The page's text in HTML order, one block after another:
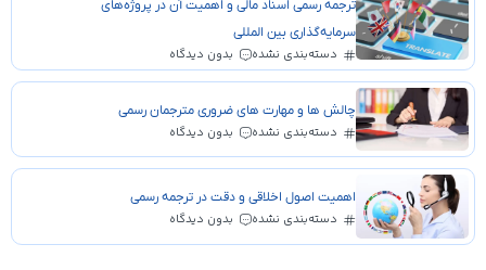
ترجمه رسمی اسناد مالی و اهمیت آن در پروژه‌های
سرمایه‌گذاری بین المللی
دسته‌بندی نشده بدون دیدگاه
چالش ها و مهارت های ضروری مترجمان رسمی
دسته‌بندی نشده بدون دیدگاه
اهمیت اصول اخلاقی و دقت در ترجمه رسمی
دسته‌بندی نشده بدون دیدگاه